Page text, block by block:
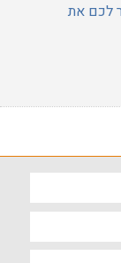
לכם את